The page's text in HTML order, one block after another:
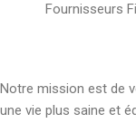
Fournisseurs
Notre mission est de
une vie plus saine et